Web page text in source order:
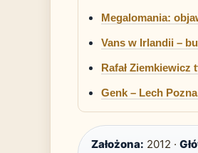
Megalomania:
Vans w Irlandii –
Rafał
Genk – Lech
Założona: 2012 ·